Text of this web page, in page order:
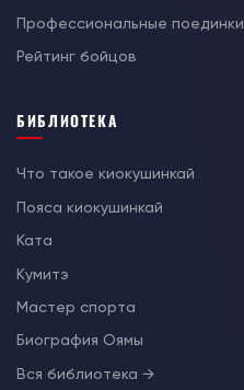
Профессиональные поединки
Рейтинг бойцов
БИБЛИОТЕКА
Что такое киокушинкай
Пояса киокушинкай
Ката
Кумитэ
Мастер спорта
Биография Оямы
Вся библиотека →